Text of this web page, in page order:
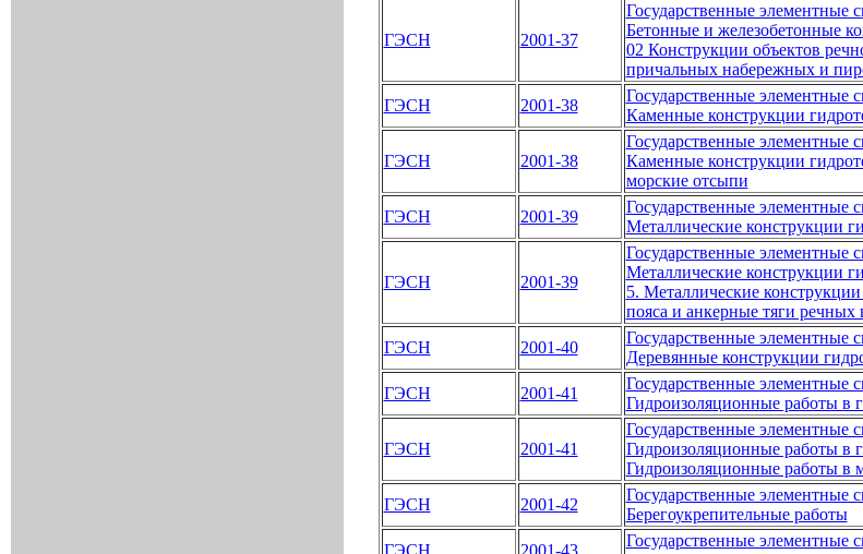
ГЭСН 2001-37
Государственные элементные
Бетонные и железобетонные
02 Конструкции объектов
причальных набережных и
ГЭСН 2001-38
Государственные элементные
Каменные конструкции
ГЭСН 2001-38
Государственные элементные
Каменные конструкции
морские отсыпи
ГЭСН 2001-39
Государственные элементные
Металлические конструкции
ГЭСН 2001-39
Государственные элементные
Металлические конструкции
5. Металлические
пояса и анкерные тяги
ГЭСН 2001-40
Государственные элементные
Деревянные конструкции
ГЭСН 2001-41
Государственные элементные
Гидроизоляционные работы в
ГЭСН 2001-41
Государственные элементные
Гидроизоляционные работы в
Гидроизоляционные работы в
ГЭСН 2001-42
Государственные элементные
Берегоукрепительные работы
ГЭСН 2001-43
Государственные элементные